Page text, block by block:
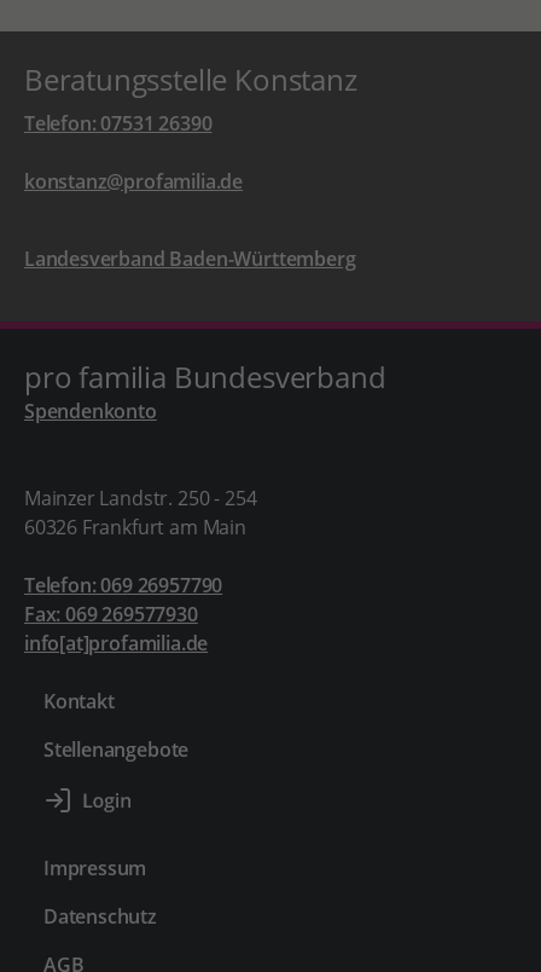
Beratungsstelle Konstanz
Telefon: 07531 26390
konstanz@profamilia.de
Landesverband Baden-Württemberg
pro familia Bundesverband
Spendenkonto
Mainzer Landstr. 250 - 254
60326 Frankfurt am Main
Telefon: 069 26957790
Fax: 069 269577930
info[at]profamilia.de
Kontakt
Stellenangebote
Impressum
Datenschutz
AGB